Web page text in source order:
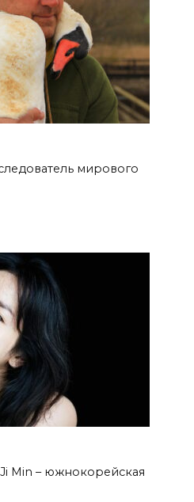
мирового
Min – южнокорейская